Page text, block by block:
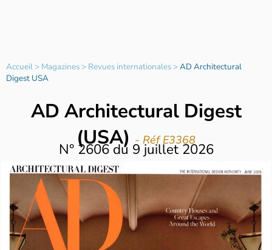
Accueil> Magazines> Revues internationales>AD Architectural
Digest USA
AD Architectural Digest
(USA)- Réf E3368
N° 2606du 9 juillet 2026